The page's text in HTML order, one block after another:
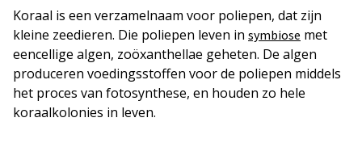
Koraal is een verzamelnaam voor poliepen, dat zijn
kleine zeedieren. Die poliepen leven in symbiose met
eencellige algen, zoöxanthellae geheten. De algen
produceren voedingsstoffen voor de poliepen middels
het proces van fotosynthese, en houden zo hele
koraalkolonies in leven.